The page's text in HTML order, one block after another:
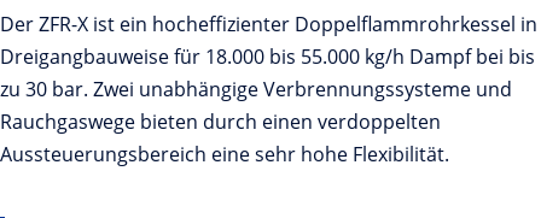
Der ZFR-X ist ein hocheffizienter Doppelflammrohrkessel in
Dreigangbauweise für 18.000 bis 55.000 kg/h Dampf bei bis
zu 30 bar. Zwei unabhängige Verbrennungssysteme und
Rauchgaswege bieten durch einen verdoppelten
Aussteuerungsbereich eine sehr hohe Flexibilität.